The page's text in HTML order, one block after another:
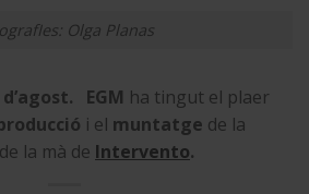
Olga Planas
EGM ha tingut el plaer
i el muntatge de la
de la mà de Intervento.